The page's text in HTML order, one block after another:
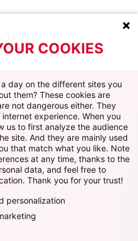
YoutubeTikTokTwitch
COOKIES
day on the different sites you
them? These cookies are
not dangerous either. They
experience. When you
us to first analyze the audience
site. And they are mainly used
that match what you like. Note
at any time, thanks to the
data, and feel free to
Thank you for your trust!
personalization